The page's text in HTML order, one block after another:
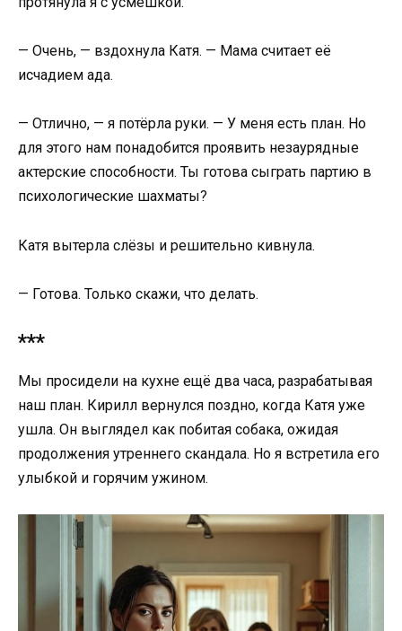
— Очень, — вздохнула Катя. — Мама считает её
исчадием ада.
— Отлично, — я потёрла руки. — У меня есть план. Но
для этого нам понадобится проявить незаурядные
актерские способности. Ты готова сыграть партию в
психологические шахматы?
Катя вытерла слёзы и решительно кивнула.
— Готова. Только скажи, что делать.
***
Мы просидели на кухне ещё два часа, разрабатывая
наш план. Кирилл вернулся поздно, когда Катя уже
ушла. Он выглядел как побитая собака, ожидая
продолжения утреннего скандала. Но я встретила его
улыбкой и горячим ужином.